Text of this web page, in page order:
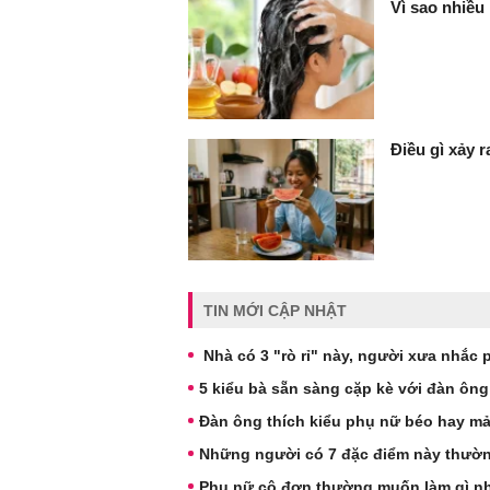
Vì sao
Điều gì xảy
TIN MỚI CẬP NHẬT
Nhà có 3 "rò rỉ" này, người xưa nhắc
5 kiểu bà sẵn sàng cặp kè với đàn
Đàn ông thích kiểu phụ nữ béo hay
Những người có 7 đặc điểm này